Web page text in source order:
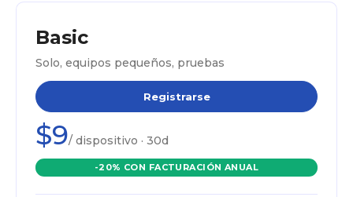
Basic
Solo, equipos pequeños, pruebas
Registrarse
$9/ dispositivo · 30d
-20% CON FACTURACIÓN ANUAL